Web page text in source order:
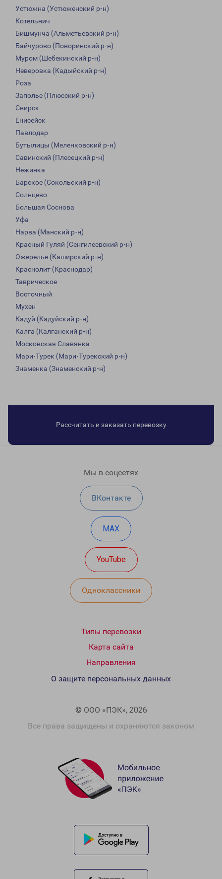
Устюжна (Устюженский р-н)
Котельнич
Бишмунча (Альметьевский р-н)
Байчурово (Поворинский р-н)
Муром (Шебекинский р-н)
Неверовка (Кадыйский р-н)
Роза
Заполье (Плюсский р-н)
Свирск
Енисейск
Павлодар
Бутылицы (Меленковский р-н)
Савинский (Плесецкий р-н)
Нежинка
Барское (Сокольский р-н)
Солнцево
Большая Соснова
Уфа
Нарва (Манский р-н)
Красный Гуляй (Сенгилеевский р-н)
Ожерелье (Каширский р-н)
Краснолит (Краснодар)
Таврическое
Восточный
Мухен
Кадуй (Кадуйский р-н)
Калга (Калганский р-н)
Московская Славянка
Мари-Турек (Мари-Турекский р-н)
Знаменка (Знаменский р-н)
Рассчитать и заказать перевозку
Мы в соцсетях
ВКонтакте
MAX
YouTube
Одноклассники
Типы перевозки
Карта сайта
Направления
© ООО «ПЭК», 2026
Все права защищены и охраняются законом
О защите персональных данных